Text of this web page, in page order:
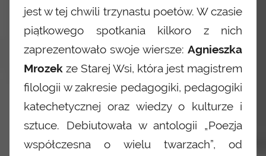
jest w tej chwili trzynastu poetów. W czasie
piątkowego spotkania kilkoro z nich
zaprezentowało swoje wiersze: Agnieszka
Mrozek ze Starej Wsi, która jest magistrem
filologii w zakresie pedagogiki, pedagogiki
katechetycznej oraz wiedzy o kulturze i
sztuce. Debiutowała w antologii „Poezja
współczesna o wielu twarzach”, od